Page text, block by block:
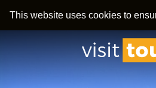
This website uses cookies to